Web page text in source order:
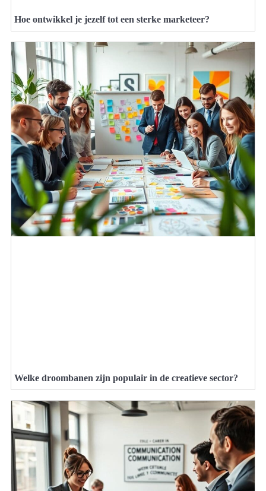
Hoe ontwikkel je jezelf tot een sterke marketeer?
Welke droombanen zijn populair in de creatieve sector?